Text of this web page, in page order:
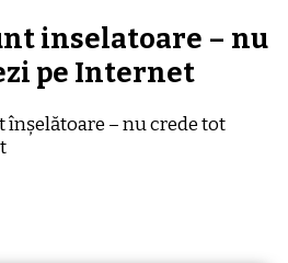
inselatoare – nu
pe Internet